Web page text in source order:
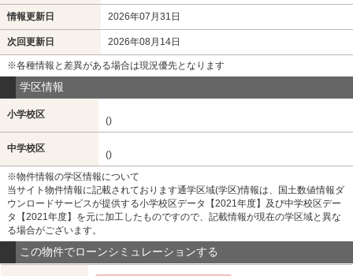
情報更新日 2026年07月31日
次回更新日 2026年08月14日
※各種情報と差異がある場合は現況優先となります
学区情報
小学校区
()
中学校区
()
※物件情報の学区情報について
当サイト物件情報に記載されております通学区域(学区)情報は、国土数値情報ダ
ウンロードサービスが提供する小学校区データ【2021年度】及び中学校区デー
タ【2021年度】を元に加工したものですので、記載情報が現在の学区域と異な
る場合がございます。
この物件でローンシミュレーションする